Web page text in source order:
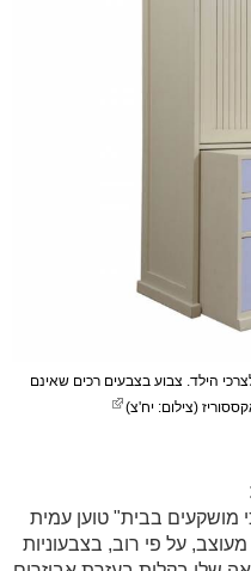
הילד. צבוע בצבעים רכים שאינם
(צילום: יח'צ)
מושקעים בבית" טוען עמית
על פי רוב, בצבעוניות